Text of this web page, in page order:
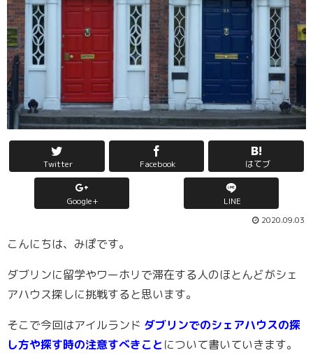
Twitter Facebook はてブ
Google+ LINE
2020.09.03
こんにちは、みぽです。
ダブリンに留学やワーホリで滞在する人のほとんどがシェ
アハウス探しに挑戦すると思います。
そこで今回はアイルランド ダブリンでのシェアハウスの探
し方や探す時の注意すべきことについて書いていきます。